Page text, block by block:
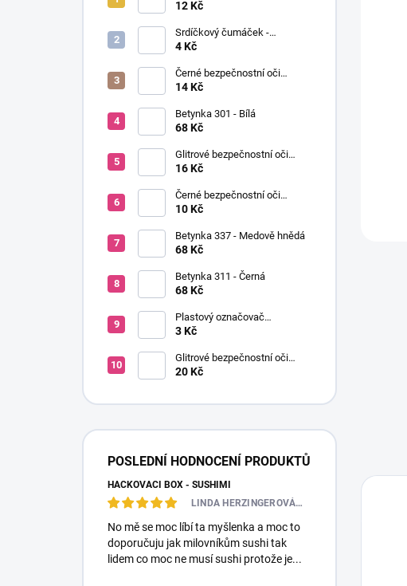
Ø12mm (pár)
12 Kč
Srdíčkový čumáček -
12x13mm
4 Kč
Černé bezpečnostní oči
Ø14mm (pár)
14 Kč
Betynka 301 - Bílá
68 Kč
Glitrové bezpečnostní oči
Ø10mm (Pár)
16 Kč
Černé bezpečnostní oči
Ø10mm (pár)
10 Kč
Betynka 337 - Medově hnědá
68 Kč
Betynka 311 - Černá
68 Kč
Plastový označovač
(markovátko)
3 Kč
Glitrové bezpečnostní oči
Ø14mm (Pár)
20 Kč
POSLEDNÍ HODNOCENÍ PRODUKTŮ
HÁČKOVACÍ BOX - SUSHIMI
LINDA HERZINGEROVÁ❤️🎀💋
No mě se moc líbí ta myšlenka a moc to
doporučuju jak milovníkům sushi tak
lidem co moc ne musí sushi protože je...